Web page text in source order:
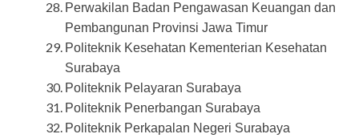
Perwakilan Badan Pengawasan Keuangan dan
Pembangunan Provinsi Jawa Timur
Politeknik Kesehatan Kementerian Kesehatan
Surabaya
Politeknik Pelayaran Surabaya
Politeknik Penerbangan Surabaya
Politeknik Perkapalan Negeri Surabaya